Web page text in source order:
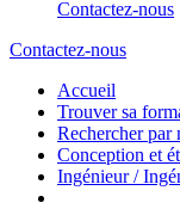
Contactez-nous
Contactez-nous
Accueil
Trouver sa
Rechercher par
Conception et
Ingénieur /